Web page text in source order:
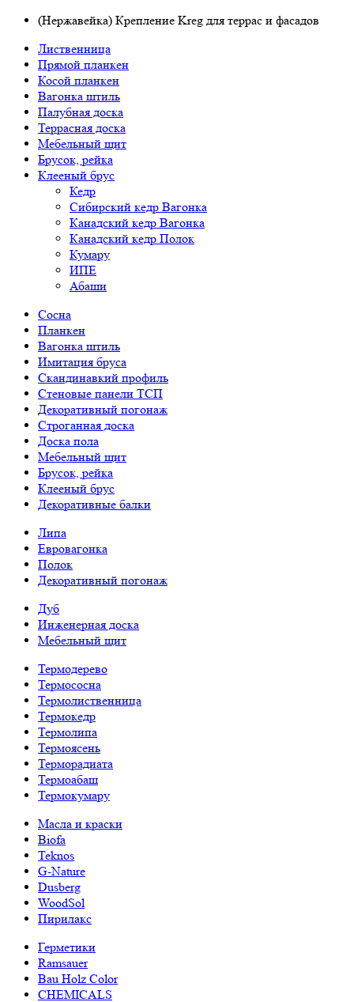
(Нержавейка) Крепление Kreg для террас и фасадов
Лиственница
Прямой планкен
Косой планкен
Вагонка штиль
Палубная доска
Террасная доска
Мебельный щит
Брусок, рейка
Клееный брус
Кедр
Сибирский кедр Вагонка
Канадский кедр Вагонка
Канадский кедр Полок
Кумару
ИПЕ
Абаши
Сосна
Планкен
Вагонка штиль
Имитация бруса
Скандинавкий профиль
Стеновые панели ТСП
Декоративный погонаж
Строганная доска
Доска пола
Мебельный щит
Брусок, рейка
Клееный брус
Декоративные балки
Липа
Евровагонка
Полок
Декоративный погонаж
Дуб
Инженерная доска
Мебельный щит
Термодерево
Термососна
Термолиственница
Термокедр
Термолипа
Термоясень
Терморадиата
Термоабаш
Термокумару
Масла и краски
Biofa
Teknos
G-Nature
Dusberg
WoodSol
Пирилакс
Герметики
Ramsauer
Bau Holz Color
CHEMICALS